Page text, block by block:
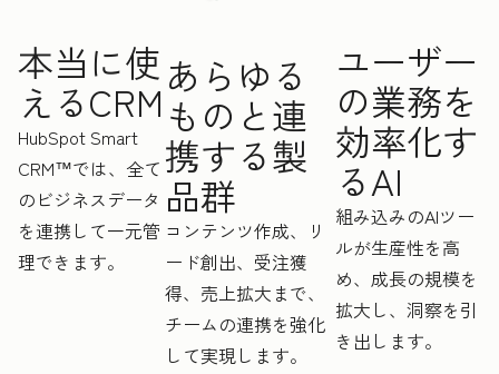
本当に使
えるCRM
HubSpot Smart
CRM™では、全て
のビジネスデータ
を連携して一元管
理できます。
あらゆる
ものと連
携する製
品群
コンテンツ作成、リ
ード創出、受注獲
得、売上拡大まで、
チームの連携を強化
して実現します。
ユーザー
の業務を
効率化す
るAI
組み込みのAIツー
ルが生産性を高
め、成長の規模を
拡大し、洞察を引
き出します。